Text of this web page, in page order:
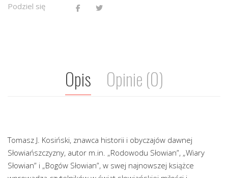
Podziel się
Opis Opinie (0)
Tomasz J. Kosiński, znawca historii i obyczajów dawnej
Słowiańszczyzny, autor m.in. „Rodowodu Słowian”, „Wiary
Słowian” i „Bogów Słowian”, w swej najnowszej książce